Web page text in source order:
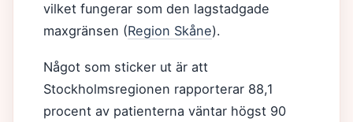
vilket fungerar som den lagstadgade
maxgränsen (Region Skåne).
Något som sticker ut är att
Stockholmsregionen rapporterar 88,1
procent av patienterna väntar högst 90